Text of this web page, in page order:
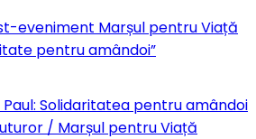
eveniment Marșul pentru Viață
pentru amândoi”
Solidaritatea pentru amândoi
/ Marșul pentru Viață